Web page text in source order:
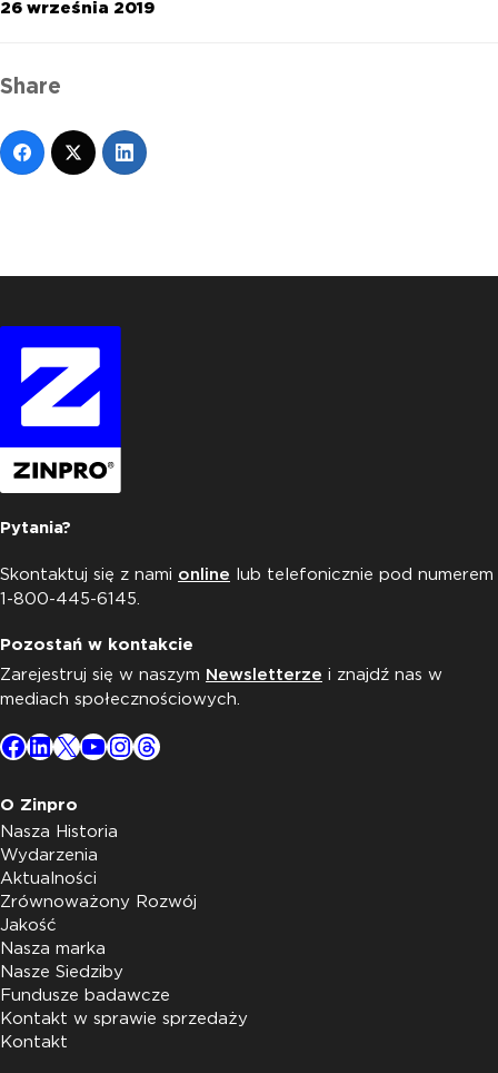
26 września 2019
Share
Pytania?
Skontaktuj się z nami online lub telefonicznie pod numerem
1-800-445-6145.
Pozostań w kontakcie
Zarejestruj się w naszym Newsletterze i znajdź nas w
mediach społecznościowych.
Facebook
LinkedIn
X YouTube
Instagram
Threads
O Zinpro
Nasza Historia
Wydarzenia
Aktualności
Zrównoważony Rozwój
Jakość
Nasza marka
Nasze Siedziby
Fundusze badawcze
Kontakt w sprawie sprzedaży
Kontakt